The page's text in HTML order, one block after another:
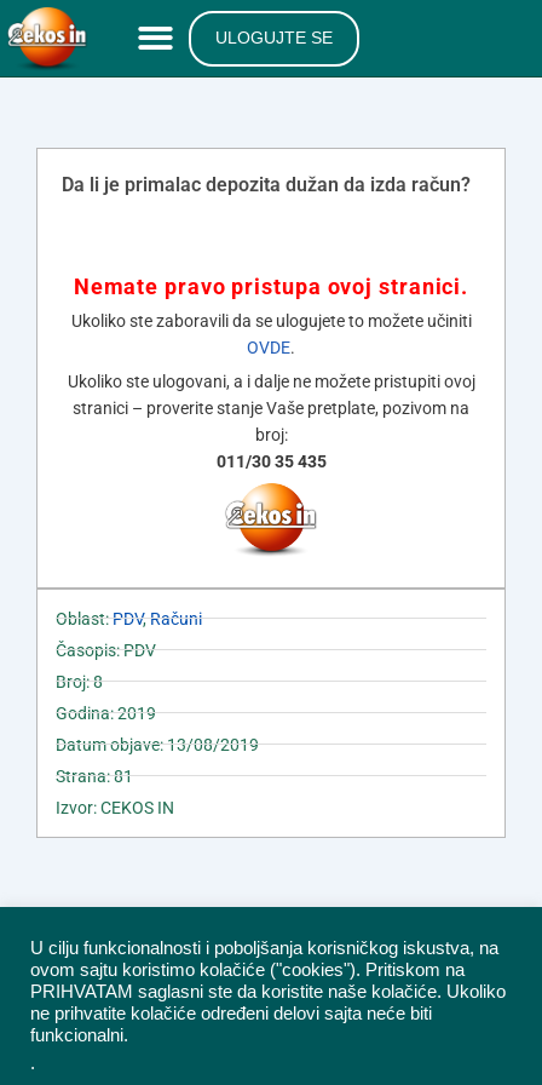
ULOGUJTE SE
Da li je primalac depozita dužan da izda račun?
Nemate pravo pristupa ovoj stranici.
Ukoliko ste zaboravili da se ulogujete to možete učiniti
OVDE.
Ukoliko ste ulogovani, a i dalje ne možete pristupiti ovoj
stranici – proverite stanje Vaše pretplate, pozivom na
broj:
011/30 35 435
Oblast:PDV,Računi
Časopis: PDV
Broj: 8
Godina: 2019
Datum objave: 13/08/2019
Strana: 81
Izvor: CEKOS IN
U cilju funkcionalnosti i poboljšanja korisničkog iskustva, na
ovom sajtu koristimo kolačiće ("cookies"). Pritiskom na
PRIHVATAM saglasni ste da koristite naše kolačiće. Ukoliko
ne prihvatite kolačiće određeni delovi sajta neće biti
funkcionalni.
.